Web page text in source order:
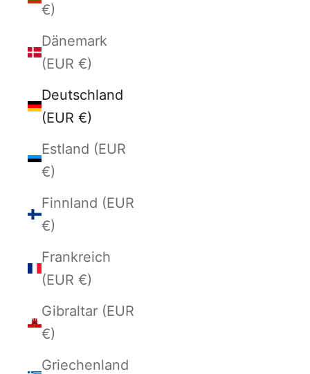
€)
Dänemark
(EUR €)
Deutschland
(EUR €)
Estland (EUR
€)
Finnland (EUR
€)
Frankreich
(EUR €)
Gibraltar (EUR
€)
Griechenland